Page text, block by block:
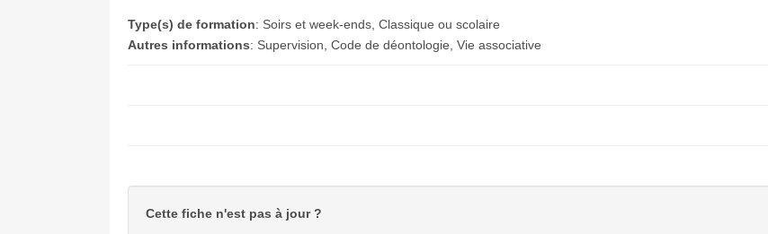
Type(s) de formation: Soirs et week-ends, Classique ou scolaire
Autres informations: Supervision, Code de déontologie, Vie associative
Cette fiche n'est pas à jour ?